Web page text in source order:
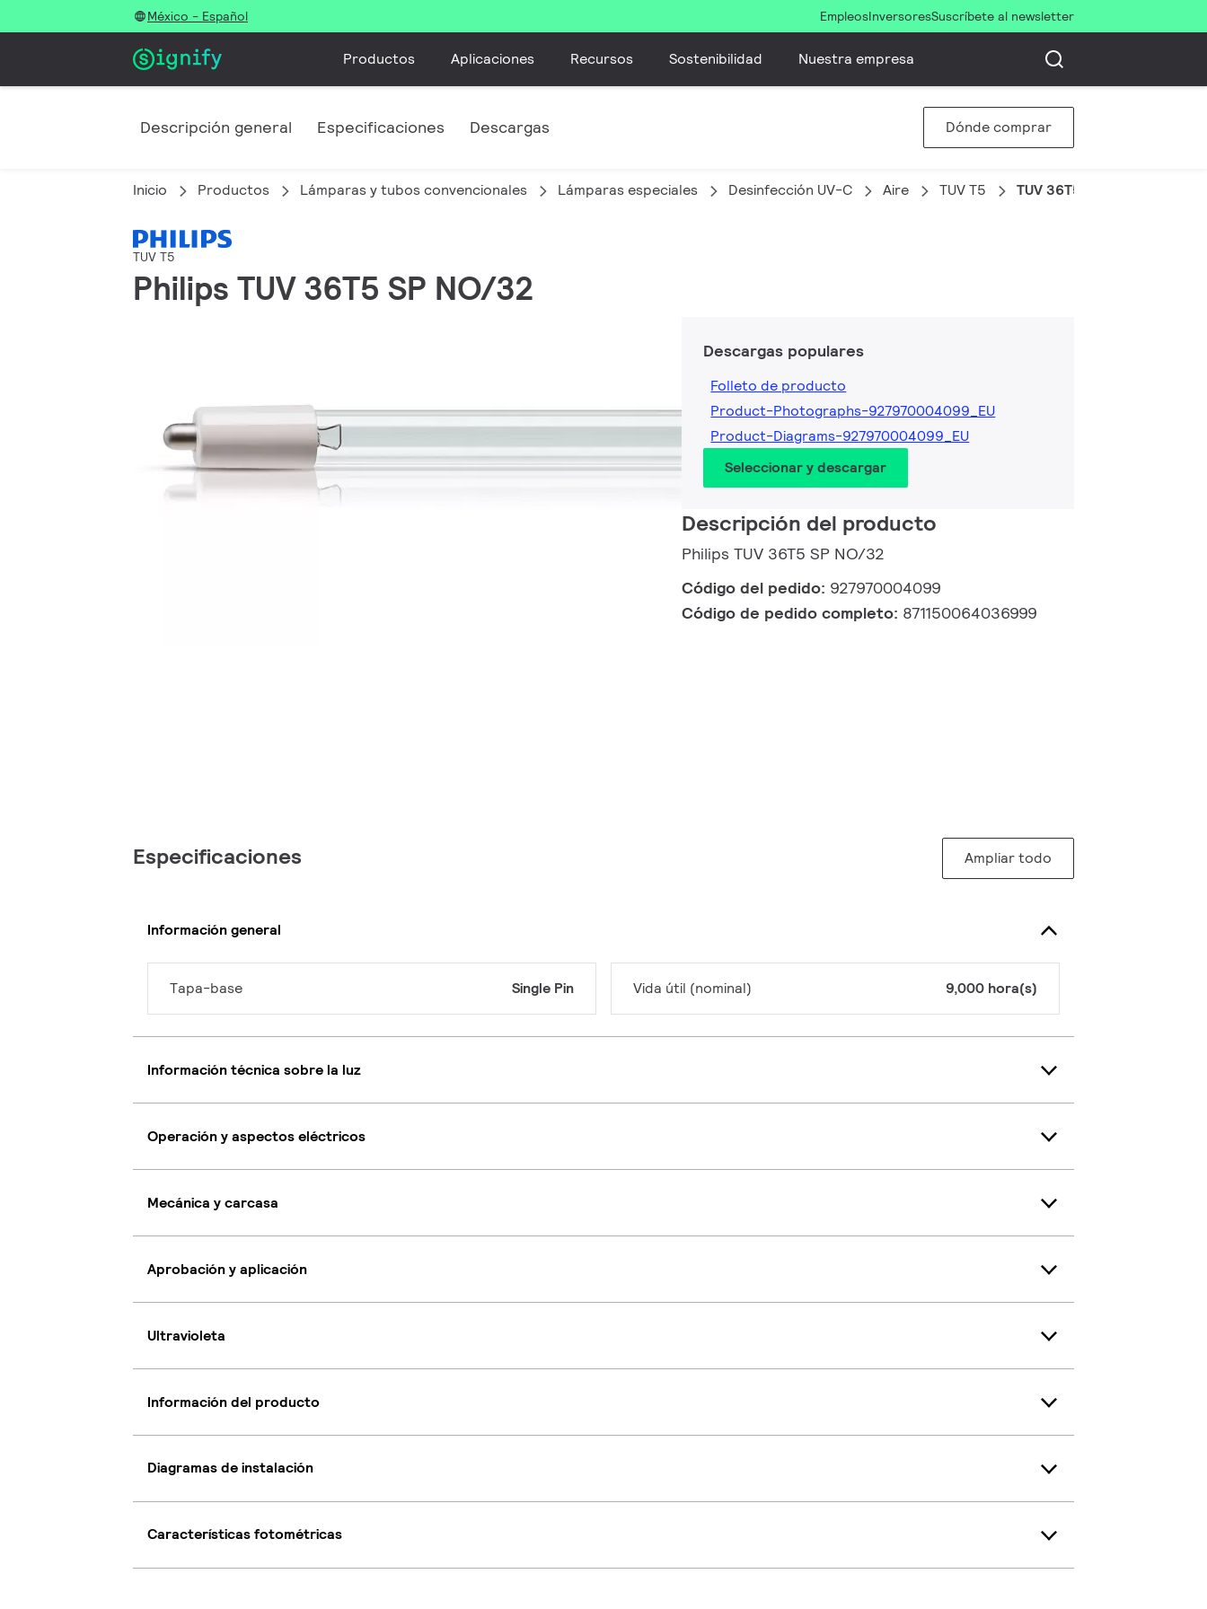
México - Español EmpleosInversoresSuscríbete al newsletter
Productos Aplicaciones Recursos Sostenibilidad Nuestra empresa
Descripción general Especificaciones Descargas Dónde comprar
Inicio Productos Lámparas y tubos convencionales Lámparas especiales Desinfección UV-C Aire TUV T5 TUV 36T5 SP NO/32
TUV T5
Philips TUV 36T5 SP NO/32
Descargas populares
Folleto de producto
Product-Photographs-927970004099_EU
Product-Diagrams-927970004099_EU
Seleccionar y descargar
Descripción del producto
Philips TUV 36T5 SP NO/32
Código del pedido: 927970004099
Código de pedido completo: 871150064036999
Especificaciones Ampliar todo
Información general
Tapa-base Single Pin Vida útil (nominal) 9,000 hora(s)
Información técnica sobre la luz
Operación y aspectos eléctricos
Mecánica y carcasa
Aprobación y aplicación
Ultravioleta
Información del producto
Diagramas de instalación
Características fotométricas